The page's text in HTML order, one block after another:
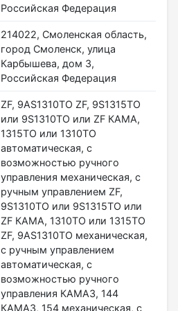
Российская Федерация
214022, Смоленская область,
город Смоленск, улица
Карбышева, дом 3,
Российская Федерация
ZF, 9AS1310TO ZF, 9S1315TO
или 9S1310TO или ZF КАМА,
1315TO или 1310TO
автоматическая, с
возможностью ручного
управления механическая, с
ручным управлением ZF,
9S1310ТО или 9S1315TO или
ZF КАМА, 1310TO или 1315TO
ZF, 9AS1310TO механическая,
с ручным управлением
автоматическая, с
возможностью ручного
управления КАМАЗ, 144
КАМАЗ, 154 механическая, с